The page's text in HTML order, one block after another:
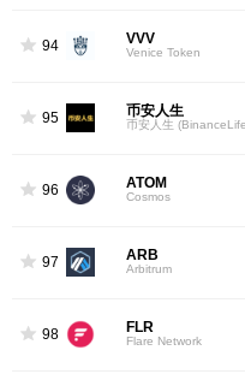
94 VVV
Venice Token
95 币安人生
币安人生
96 ATOM
Cosmos
97 ARB
Arbitrum
98 FLR
Flare Network